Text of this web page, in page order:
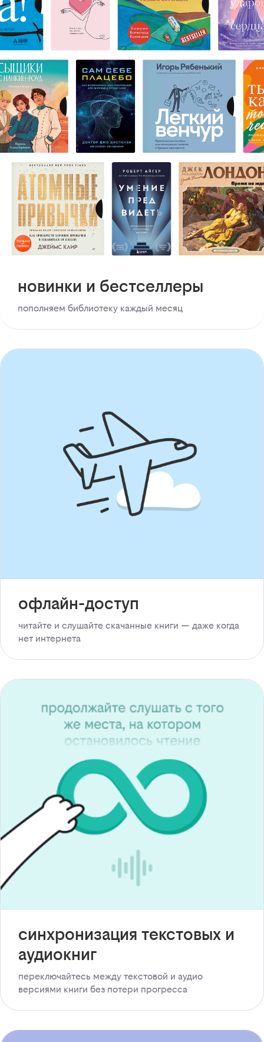
новинки и бестселлеры
пополняем библиотеку каждый месяц
офлайн-доступ
читайте и слушайте скачанные книги — даже когда
нет интернета
синхронизация текстовых и
аудиокниг
переключайтесь между текстовой и аудио
версиями книги без потери прогресса